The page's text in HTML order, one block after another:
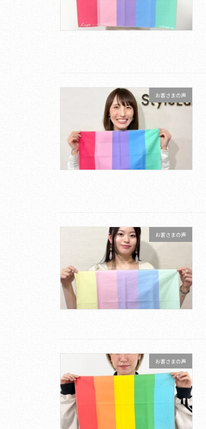
お客さまの声
お客さまの声
お客さまの声